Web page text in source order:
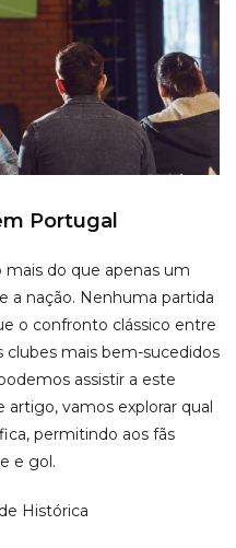
Portugal
do que apenas um
a nação. Nenhuma partida
o confronto clássico entre
clubes mais bem-sucedidos
assistir a este
vamos explorar qual
permitindo aos fãs
e gol.
Histórica